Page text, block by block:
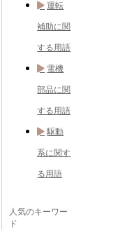
運転
補助に関
する用語
電機
部品に関
する用語
駆動
系に関す
る用語
人気のキーワー
ド